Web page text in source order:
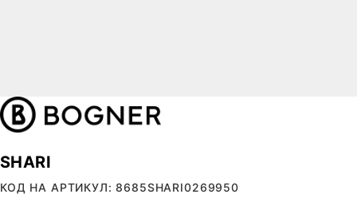
SHARI
КОД НА АРТИКУЛ: 8685SHARI0269950